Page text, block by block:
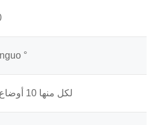
°
8 ، لكل منها 10 أوضاع